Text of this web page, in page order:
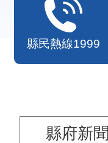
縣民熱線1999
縣府新聞